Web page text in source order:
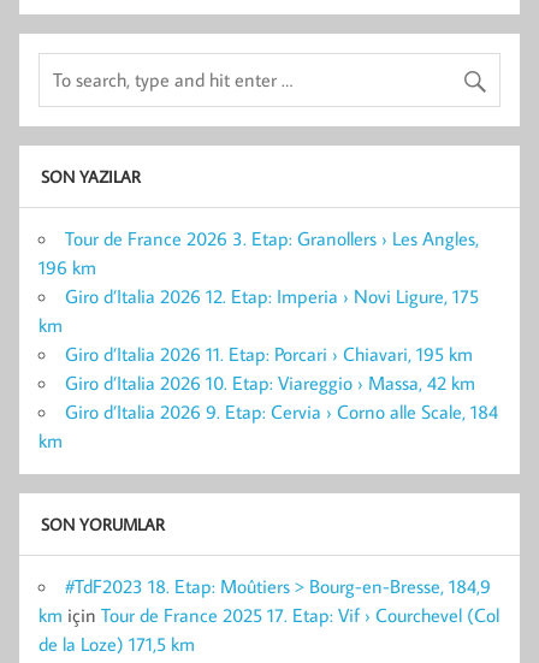
SON YAZILAR
Tour de France 2026 3. Etap: Granollers › Les Angles,
196 km
Giro d’Italia 2026 12. Etap: Imperia › Novi Ligure, 175
km
Giro d’Italia 2026 11. Etap: Porcari › Chiavari, 195 km
Giro d’Italia 2026 10. Etap: Viareggio › Massa, 42 km
Giro d’Italia 2026 9. Etap: Cervia › Corno alle Scale, 184
km
SON YORUMLAR
#TdF2023 18. Etap: Moûtiers > Bourg-en-Bresse, 184,9
km için Tour de France 2025 17. Etap: Vif › Courchevel (Col
de la Loze) 171,5 km